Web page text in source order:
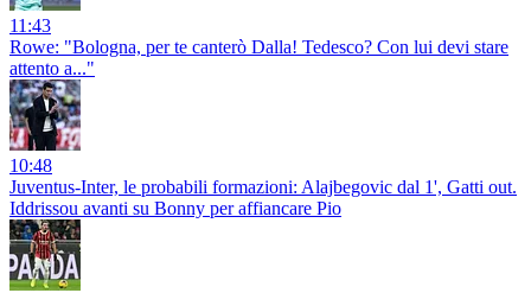
11:43
Rowe: "Bologna, per te canterò Dalla! Tedesco? Con lui devi stare
attento a..."
10:48
Juventus-Inter, le probabili formazioni: Alajbegovic dal 1', Gatti out.
Iddrissou avanti su Bonny per affiancare Pio